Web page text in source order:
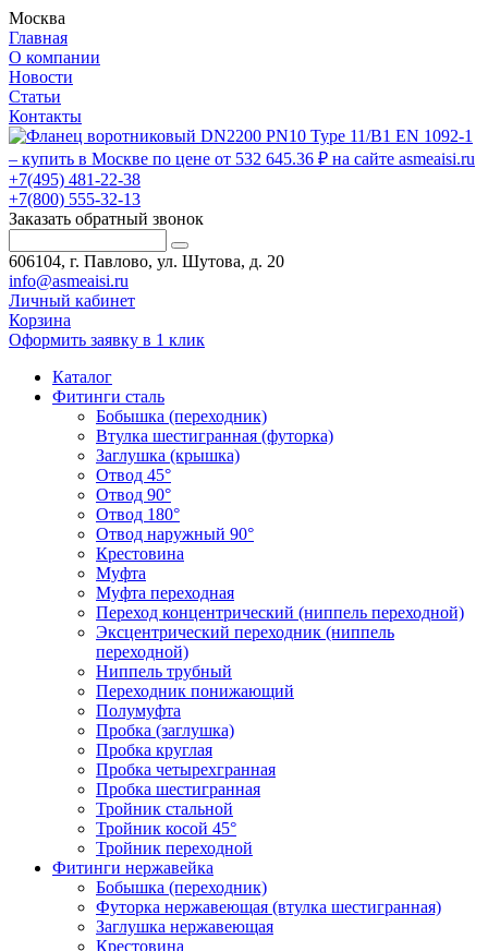
Москва
Главная
О компании
Новости
Статьи
Контакты
+7(495) 481-22-38
+7(800) 555-32-13
Заказать обратный звонок
606104, г. Павлово, ул. Шутова, д. 20
info@asmeaisi.ru
Личный кабинет
Корзина
Оформить заявку в 1 клик
Каталог
Фитинги сталь
Бобышка (переходник)
Втулка шестигранная (футорка)
Заглушка (крышка)
Отвод 45°
Отвод 90°
Отвод 180°
Отвод наружный 90°
Крестовина
Муфта
Муфта переходная
Переход концентрический (ниппель переходной)
Эксцентрический переходник (ниппель
переходной)
Ниппель трубный
Переходник понижающий
Полумуфта
Пробка (заглушка)
Пробка круглая
Пробка четырехгранная
Пробка шестигранная
Тройник стальной
Тройник косой 45°
Тройник переходной
Фитинги нержавейка
Бобышка (переходник)
Футорка нержавеющая (втулка шестигранная)
Заглушка нержавеющая
Крестовина